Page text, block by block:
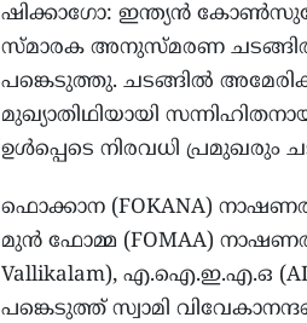
ഷിക്കാഗോ: ഇന്ത്യൻ
സ്മാരക അനുസ്മരണ ചടങ്ങിൽ
പങ്കെടുത്തു. ചടങ്ങിൽ
മുഖ്യാതിഥിയായി
ഉൾപ്പെടെ നിരവധി പ്രമുഖരും
ഫൊക്കാന (FOKANA)
മുൻ ഫോമ്മ (FOMAA)
Vallikalam), എ.ഐ.ഇ.എ.ഒ
പങ്കെടുത്ത് സ്വാമി